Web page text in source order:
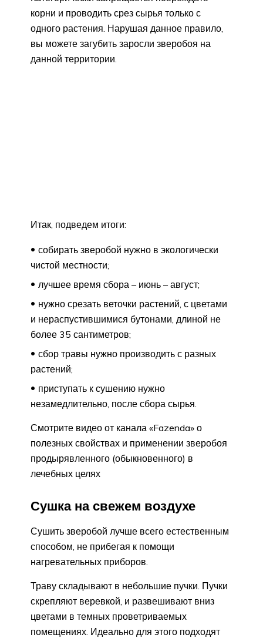
корни и проводить срез сырья только с
одного растения. Нарушая данное правило,
вы можете загубить заросли зверобоя на
данной территории.
Итак, подведем итоги:
собирать зверобой нужно в экологически
чистой местности;
лучшее время сбора – июнь – август;
нужно срезать веточки растений, с цветами
и нераспустившимися бутонами, длиной не
более 35 сантиметров;
сбор травы нужно производить с разных
растений;
приступать к сушению нужно
незамедлительно, после сбора сырья.
Смотрите видео от канала «Fazenda» о
полезных свойствах и применении зверобоя
продырявленного (обыкновенного) в
лечебных целях
Сушка на свежем воздухе
Сушить зверобой лучше всего естественным
способом, не прибегая к помощи
нагревательных приборов.
Траву складывают в небольшие пучки. Пучки
скрепляют веревкой, и развешивают вниз
цветами в темных проветриваемых
помещениях. Идеально для этого подходят